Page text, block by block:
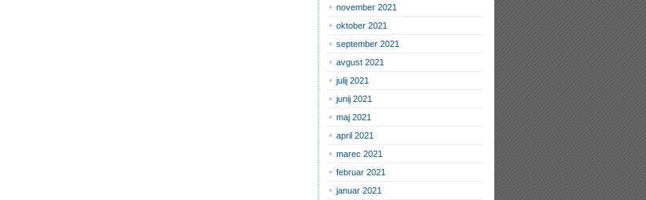
november 2021
oktober 2021
september 2021
avgust 2021
julij 2021
junij 2021
maj 2021
april 2021
marec 2021
februar 2021
januar 2021